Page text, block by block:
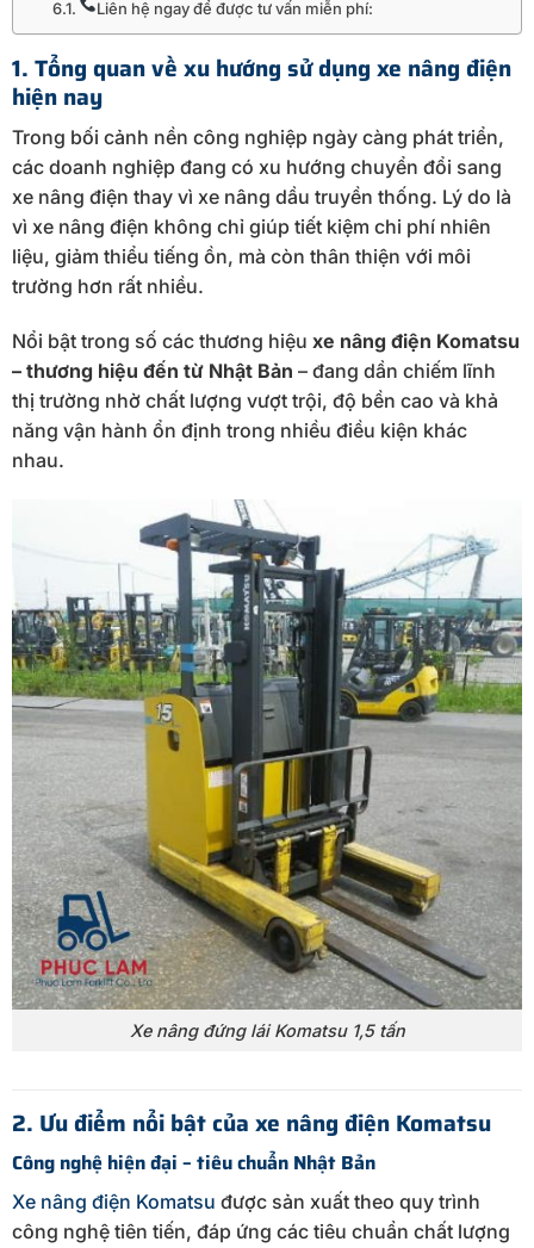
Liên hệ ngay để được tư vấn miễn phí:
1. Tổng quan về xu hướng sử dụng xe nâng điện
hiện nay
Trong bối cảnh nền công nghiệp ngày càng phát triển,
các doanh nghiệp đang có xu hướng chuyển đổi sang
xe nâng điện thay vì xe nâng dầu truyền thống. Lý do là
vì xe nâng điện không chỉ giúp tiết kiệm chi phí nhiên
liệu, giảm thiểu tiếng ồn, mà còn thân thiện với môi
trường hơn rất nhiều.
Nổi bật trong số các thương hiệu xe nâng điện Komatsu
– thương hiệu đến từ Nhật Bản – đang dần chiếm lĩnh
thị trường nhờ chất lượng vượt trội, độ bền cao và khả
năng vận hành ổn định trong nhiều điều kiện khác
nhau.
Xe nâng đứng lái Komatsu 1,5 tấn
2. Ưu điểm nổi bật của xe nâng điện Komatsu
Công nghệ hiện đại – tiêu chuẩn Nhật Bản
Xe nâng điện Komatsu được sản xuất theo quy trình
công nghệ tiên tiến, đáp ứng các tiêu chuẩn chất lượng